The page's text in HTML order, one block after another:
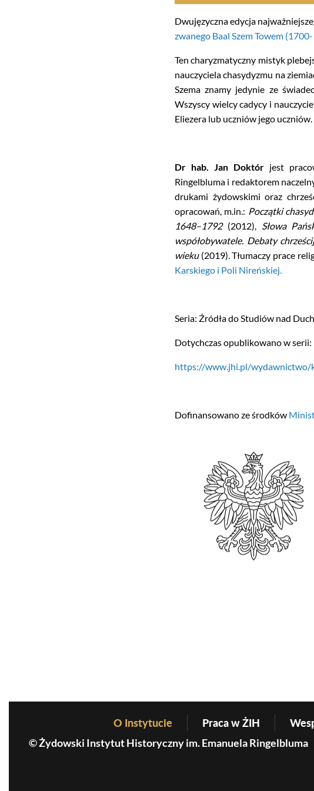
Dwujęzyczna edycja
zwanego Baal Szem Towem
Ten charyzmatyczny mistyk
nauczyciela chasydyzmu na
Szema znamy jedynie ze
Wszyscy wielcy cadycy i
Eliezera lub uczniów jego uczniów.
Dr hab. Jan Doktórjest
Ringelbluma i redaktorem
drukami żydowskimi oraz
opracowań, m.in.: Początki
1648–1792(2012), Słowa
współobywatele. Debaty
wieku (2019). Tłumaczy prace
Karskiego i Poli Nireńskiej.
Seria: Źródła do Studiów nad
Dotychczas opublikowano w serii:
https://www.jhi.pl/wydawnictwo/
Dofinansowano ze środków
Before Footer Menu
O Instytucie Praca w ŻIH
© Żydowski Instytut Historyczny im. Emanuela Ringelbluma